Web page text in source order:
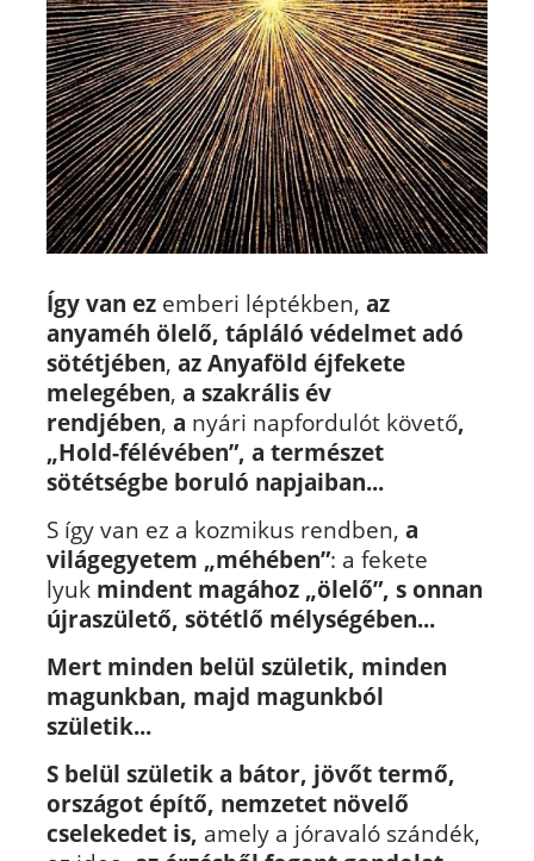
Így van ezemberi léptékben, az
anyaméh ölelő, tápláló védelmet adó
sötétjében, az Anyaföld éjfekete
melegében, a szakrális év
rendjében, a nyári napfordulót követő,
„Hold-félévében”, a természet
sötétségbe boruló napjaiban...
S így van ez a kozmikus rendben, a
világegyetem „méhében”: a fekete
lyuk mindent magához „ölelő”, s onnan
újraszülető, sötétlő mélységében...
Mert minden belül születik, minden
magunkban, majd magunkból
születik...
S belül születik a bátor, jövőt termő,
országot építő, nemzetet növelő
cselekedet is, amely a jóravaló szándék,